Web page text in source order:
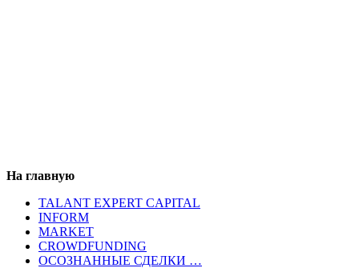
На главную
TALANT EXPERT CAPITAL
INFORM
MARKET
CROWDFUNDING
ОСОЗНАННЫЕ СДЕЛКИ …